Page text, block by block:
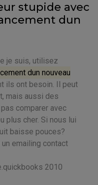
stupide avec
dun
je suis, utilisez
dun nouveau
ils ont besoin. Il peut
mais aussi des
comparer avec
plus cher. Si nous lui
baisse pouces?
emailing contact
2010